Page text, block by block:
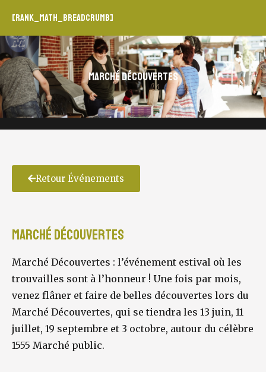
[rank_math_breadcrumb]
Marché Découvertes
Retour Événements
Marché Découvertes
Marché Découvertes : l’événement estival où les
trouvailles sont à l’honneur ! Une fois par mois,
venez flâner et faire de belles découvertes lors du
Marché Découvertes, qui se tiendra les 13 juin, 11
juillet, 19 septembre et 3 octobre, autour du célèbre
1555 Marché public.